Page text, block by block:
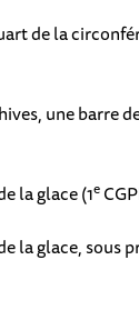
de la
une barre
la glace (1e
la glace, sous